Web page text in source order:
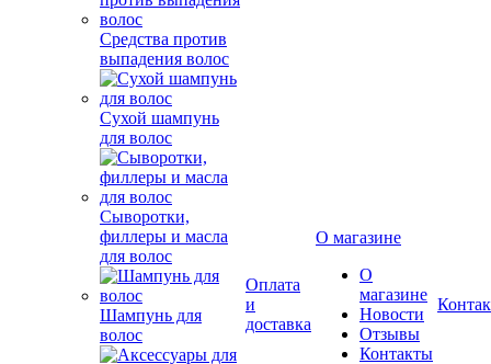
Средства против
выпадения волос
Сухой шампунь
для волос
Сыворотки,
филлеры и масла
для волос
Шампунь для
волос
Оплата
и
доставка
О магазине
О
магазине
Новости
Отзывы
Контакты